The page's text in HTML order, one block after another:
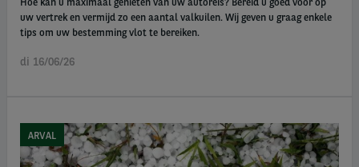
uw vertrek en vermijd zo een aantal valkuilen. Wij geven u graag enkele
tips om uw bestemming vlot te bereiken.
di 16/06/26
ARVAL